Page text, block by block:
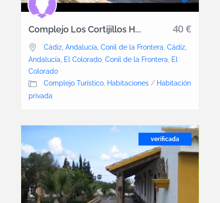
40 €
Complejo Los Cortijillos H...
Cádiz, Andalucía, Conil de la Frontera Cádiz,
Andalucía, El Colorado, Conil de la Frontera, El
Colorado
Complejo Turístico, Habitaciones / Habitación
privada
verificada